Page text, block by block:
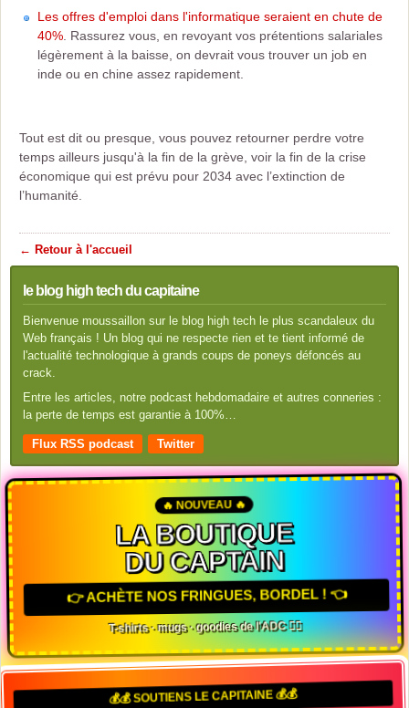
Les offres d'emploi dans l'informatique seraient en chute de
40% . Rassurez vous, en revoyant vos prétentions salariales
légèrement à la baisse, on devrait vous trouver un job en
inde ou en chine assez rapidement.
Tout est dit ou presque, vous pouvez retourner perdre votre
temps ailleurs jusqu'à la fin de la grève, voir la fin de la crise
économique qui est prévu pour 2034 avec l’extinction de
l’humanité.
← Retour à l'accueil
le blog high tech du capitaine
Bienvenue moussaillon sur le blog high tech le plus scandaleux du
Web français ! Un blog qui ne respecte rien et te tient informé de
l'actualité technologique à grands coups de poneys défoncés au
crack.
Entre les articles, notre podcast hebdomadaire et autres conneries :
la perte de temps est garantie à 100%…
Flux RSS podcast Twitter
🔥 NOUVEAU 🔥
LA BOUTIQUE
DU CAPTAIN
👉 ACHÈTE NOS FRINGUES, BORDEL ! 👈
T-shirts · mugs · goodies de l'ADC 🏴‍☠️
💰💰 SOUTIENS LE CAPITAINE 💰💰